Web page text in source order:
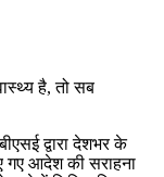
द्वारा देशभर के
गए आदेश की सराहना